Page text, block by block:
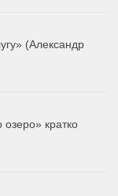
(Александр
озеро» кратко